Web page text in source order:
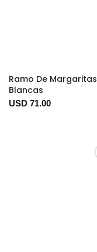
Ramo De Margaritas
Blancas
USD 71.00